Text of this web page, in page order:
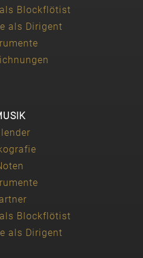
Blockflötist
als Dirigent
Blockflötist
als Dirigent